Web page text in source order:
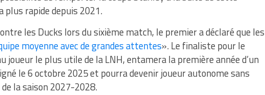
plus rapide depuis 2021.
les Ducks lors du sixième match, le premier a déclaré que les
moyenne avec de grandes attentes». Le finaliste pour le
joueur le plus utile de la LNH, entamera la première année d’un
le 6 octobre 2025 et pourra devenir joueur autonome sans
la saison 2027-2028.